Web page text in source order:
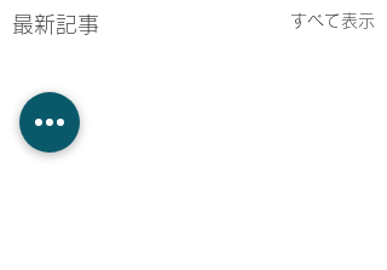
最新記事 すべて表示